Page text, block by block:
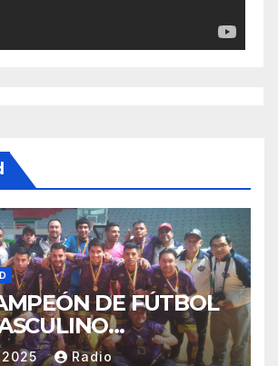
DE FÚTBOL
2025.
2025 Radio